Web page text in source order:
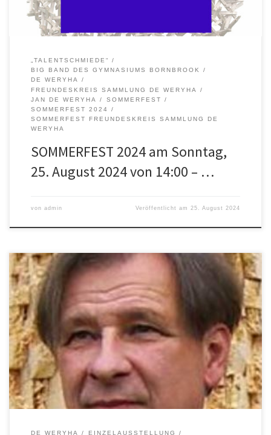
„TALENTSCHMIEDE“
BIG BAND DES GYMNASIUMS BORNBROOK
DE WERYHA
FREUNDESKREIS SAMMLUNG DE WERYHA
JAN DE WERYHA
SOMMERFEST
SOMMERFEST 2024
SOMMERFEST FREUNDESKREIS SAMMLUNG DE
WERYHA
SOMMERFEST 2024 am Sonntag,
25. August 2024 von 14:00 – …
von admin Veröffentlicht am25. August 2024
Details Datum: 30. August 2020 Zeit: 15:00 – 17:00
Veranstaltungskategorien: Freundeskreis Sammlung de Weryha,
Jan de Weryha Veranstalter FREUNDESKREIS DER SAMMLUNG DE
WERYHA Veranstalter-Website anzeigen
DE WERYHA
EINZELAUSSTELLUNG